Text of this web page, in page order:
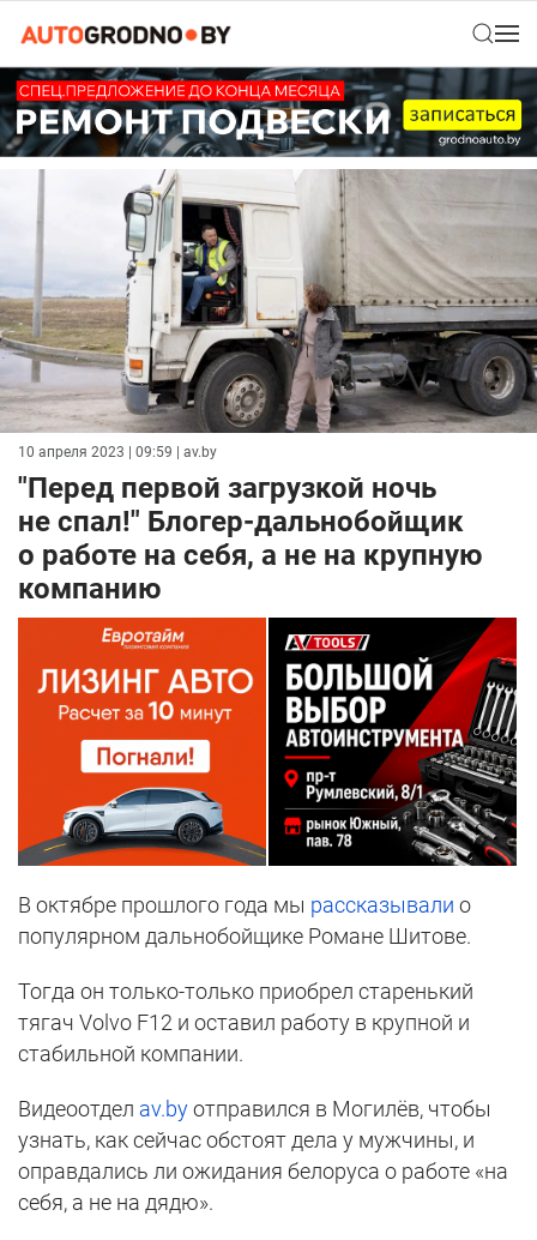
10 апреля 2023 | 09:59 | av.by
"Перед первой загрузкой ночь
не спал!" Блогер-дальнобойщик
о работе на себя, а не на крупную
компанию
В октябре прошлого года мы рассказывали о
популярном дальнобойщике Романе Шитове.
Тогда он только-только приобрел старенький
тягач Volvo F12 и оставил работу в крупной и
стабильной компании.
Видеоотдел av.byотправился в Могилёв, чтобы
узнать, как сейчас обстоят дела у мужчины, и
оправдались ли ожидания белоруса о работе «на
себя, а не на дядю».